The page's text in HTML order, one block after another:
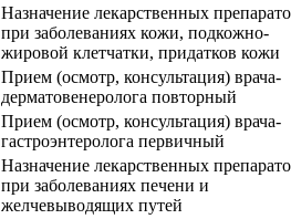
Назначение лекарственных
при заболеваниях кожи, подкожно-
жировой клетчатки, придатков кожи
Прием (осмотр, консультация) врача-
дерматовенеролога повторный
Прием (осмотр, консультация) врача-
гастроэнтеролога первичный
Назначение лекарственных
при заболеваниях печени и
желчевыводящих путей